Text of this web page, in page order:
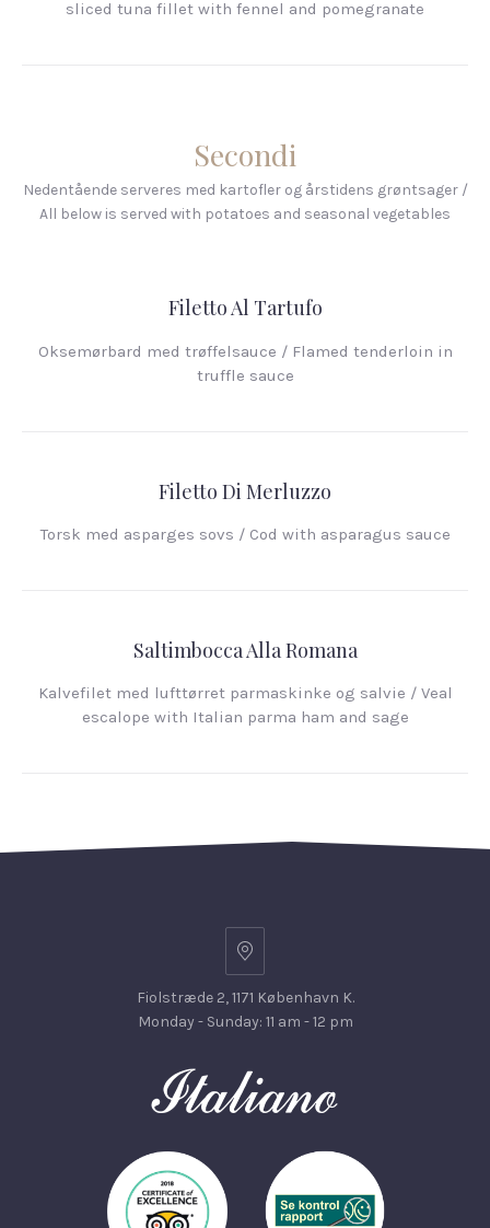
sliced tuna fillet with fennel and pomegranate
Secondi
Nedentående serveres med kartofler og årstidens grøntsager /
All below is served with potatoes and seasonal vegetables
Filetto Al Tartufo
Oksemørbard med trøffelsauce / Flamed tenderloin in
truffle sauce
Filetto Di Merluzzo
Torsk med asparges sovs / Cod with asparagus sauce
Saltimbocca Alla Romana
Kalvefilet med lufttørret parmaskinke og salvie / Veal
escalope with Italian parma ham and sage
Fiolstræde 2, 1171 København K.
Monday - Sunday: 11 am - 12 pm